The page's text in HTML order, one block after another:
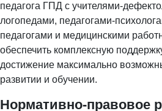
педагога ГПД с учителями-
логопедами, педагогами-
педагогами и медицинскими
обеспечить комплексную
достижение максимально
развитии и обучении.
Нормативно-правовое